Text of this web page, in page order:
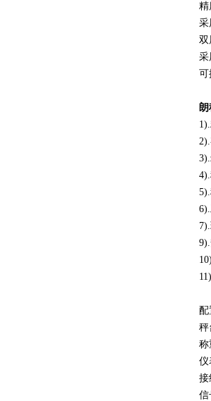
精
采
双
采
可
配
秤
称
仪
接
信